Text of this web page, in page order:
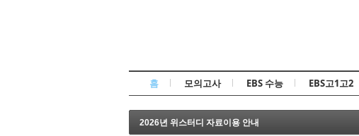
홈 모의고사 EBS 수능 EBS고1고2
2026년 위스터디 자료이용 안내